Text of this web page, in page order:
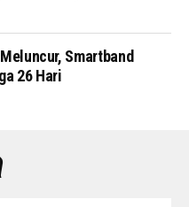
Smartband
26 Hari